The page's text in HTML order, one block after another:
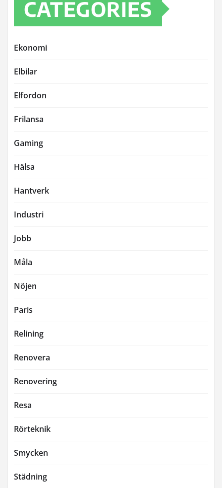
CATEGORIES
Ekonomi
Elbilar
Elfordon
Frilansa
Gaming
Hälsa
Hantverk
Industri
Jobb
Måla
Nöjen
Paris
Relining
Renovera
Renovering
Resa
Rörteknik
Smycken
Städning